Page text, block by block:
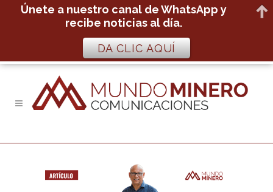
Únete a nuestro canal de WhatsApp y
recibe noticias al día.
DA CLIC AQUÍ